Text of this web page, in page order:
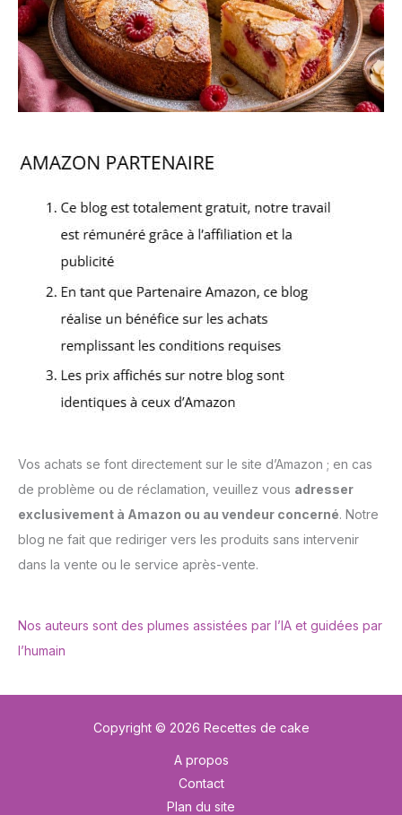
Vos achats se font directement sur le site d’Amazon ; en cas
de problème ou de réclamation, veuillez vous adresser
exclusivement à Amazon ou au vendeur concerné. Notre
blog ne fait que rediriger vers les produits sans intervenir
dans la vente ou le service après-vente.
Nos auteurs sont des plumes assistées par l’IA et guidées par
l’humain
Copyright © 2026 Recettes de cake
A propos
Contact
Plan du site